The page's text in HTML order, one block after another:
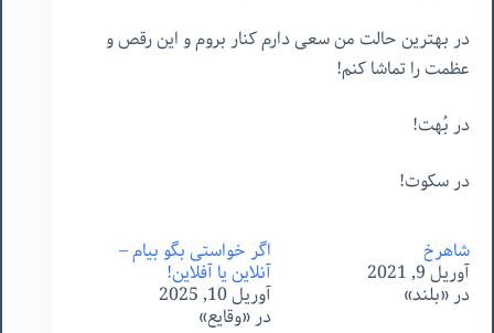
در بهترین حالت من سعی دارم کنار بروم و این رقص و
عظمت را تماشا کنم!
در بُهت!
در سکوت!
شاهرخ
آوریل 9, 2021
در «بلند»
اگر خواستی بگو بیام –
آنلاین یا آفلاین!
آوریل 10, 2025
در «وقایع»